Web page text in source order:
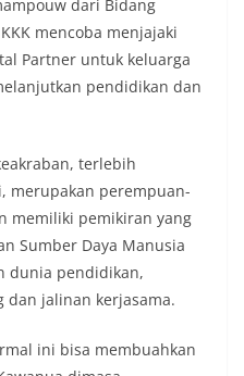
dari Bidang
mencoba menjajaki
Partner untuk keluarga
pendidikan dan
terlebih
merupakan perempuan-
memiliki pemikiran yang
Sumber Daya Manusia
dunia pendidikan,
dan jalinan kerjasama.
ini bisa membuahkan